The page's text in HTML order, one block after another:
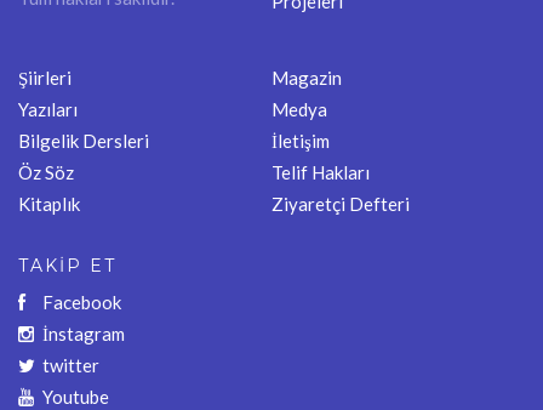
Şiirleri
Yazıları
Bilgelik Dersleri
Öz Söz
Kitaplık
Magazin
Medya
İletişim
Telif Hakları
Ziyaretçi Defteri
TAKİP ET
Facebook
İnstagram
twitter
Youtube